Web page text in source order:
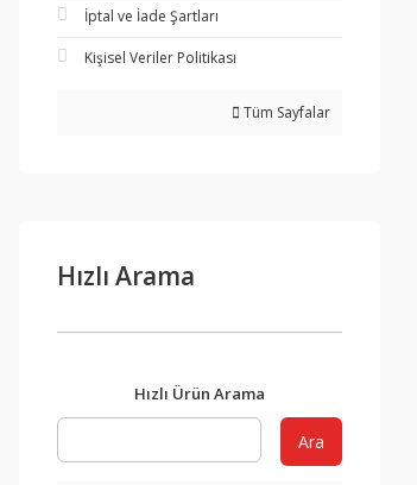
İptal ve İade Şartları
Kişisel Veriler Politikası
Tüm Sayfalar
Hızlı Arama
Hızlı Ürün Arama
Ara